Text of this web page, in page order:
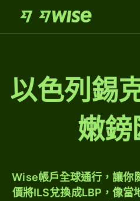
以色列錫
嫩鎊
Wise帳戶全球通行，讓你
價將ILS兌換成LBP，像當